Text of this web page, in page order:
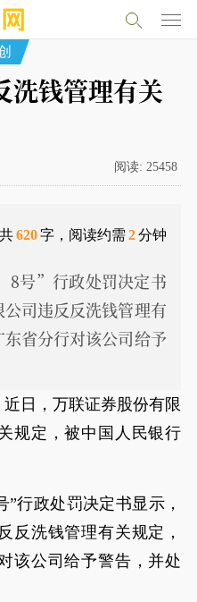
洗钱管理有关
阅读: 25458
620字，阅读约需 2分钟
8号”行政处罚决定书
司违反反洗钱管理有
省分行对该公司给予
日，万联证券股份有限
规定，被中国人民银行
”行政处罚决定书显示，
反洗钱管理有关规定，
该公司给予警告，并处